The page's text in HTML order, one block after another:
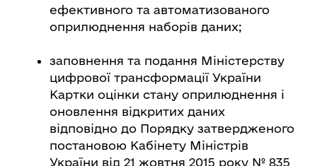
ефективного та автоматизованого
оприлюднення наборів даних;
заповнення та подання Міністерству
цифрової трансформації України
Картки оцінки стану оприлюднення і
оновлення відкритих даних
відповідно до Порядку затвердженого
постановою Кабінету Міністрів
України від 21 жовтня 2015 року № 835